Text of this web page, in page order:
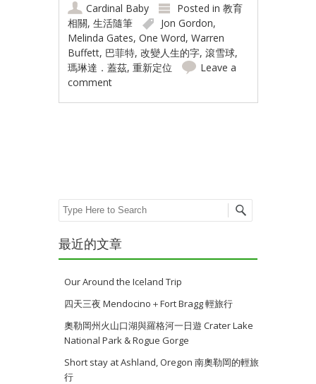
Cardinal Baby Posted in教育
相關,生活隨筆 Jon Gordon,
Melinda Gates,One Word,Warren
Buffett, 巴菲特,改變人生的字,滾雪球,
瑪琳達．蓋茲,重新定位
Leave a
comment
Search
最近的文章
Our Around the Iceland Trip
四天三夜 Mendocino＋Fort Bragg 輕旅行
奧勒岡州火山口湖與羅格河一日遊 Crater Lake
National Park & Rogue Gorge
Short stay at Ashland, Oregon 南奧勒岡的輕旅
行